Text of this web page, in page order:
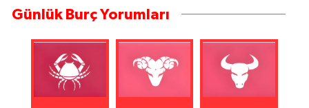
Günlük Burç Yorumları